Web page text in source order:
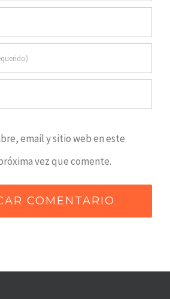
email y sitio web en este
vez que comente.